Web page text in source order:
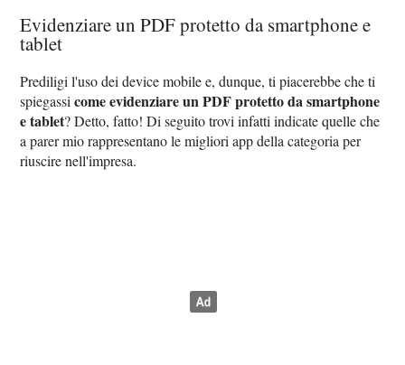
Evidenziare un PDF protetto da smartphone e
tablet
Prediligi l'uso dei device mobile e, dunque, ti piacerebbe che ti
spiegassicome evidenziare un PDF protetto da smartphone
e tablet? Detto, fatto! Di seguito trovi infatti indicate quelle che
a parer mio rappresentano le migliori app della categoria per
riuscire nell'impresa.